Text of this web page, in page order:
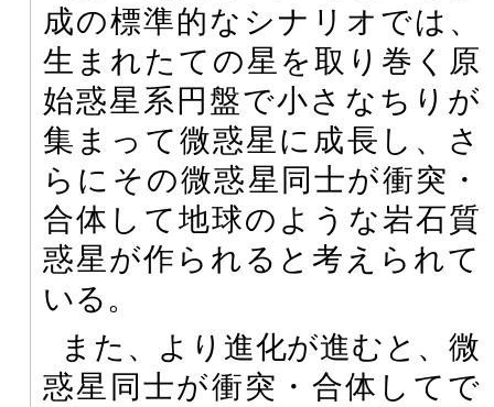
成の標準的なシナリオでは、
生まれたての星を取り巻く原
始惑星系円盤で小さなちりが
集まって微惑星に成長し、さ
らにその微惑星同士が衝突・
合体して地球のような岩石質
惑星が作られると考えられて
いる。
また、より進化が進むと、微
惑星同士が衝突・合体してで